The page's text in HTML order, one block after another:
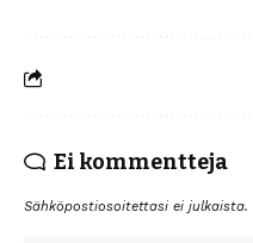
Ei kommentteja
Sähköpostiosoitettasi ei julkaista.